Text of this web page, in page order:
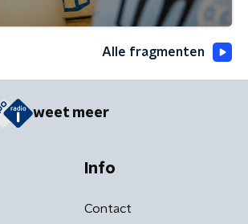
Alle fragmenten
weet meer
Info
Contact